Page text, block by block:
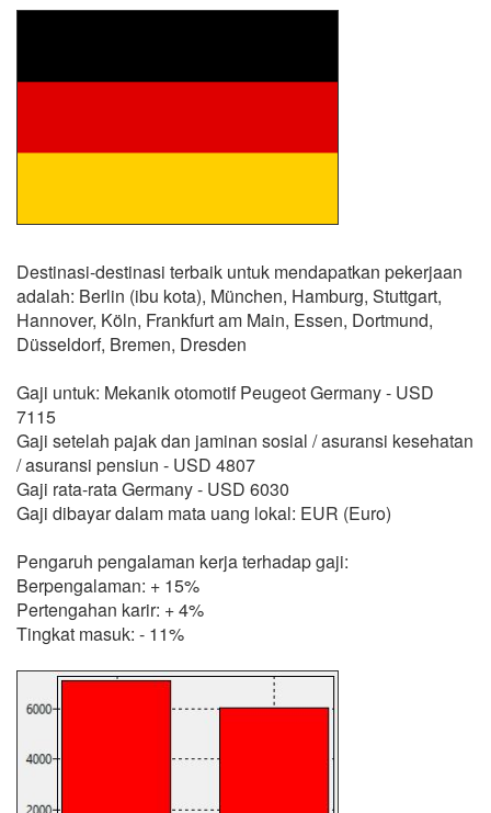
Destinasi-destinasi terbaik untuk mendapatkan pekerjaan
adalah: Berlin (ibu kota), München, Hamburg, Stuttgart,
Hannover, Köln, Frankfurt am Main, Essen, Dortmund,
Düsseldorf, Bremen, Dresden
Gaji untuk: Mekanik otomotif Peugeot Germany - USD
7115
Gaji setelah pajak dan jaminan sosial / asuransi kesehatan
/ asuransi pensiun - USD 4807
Gaji rata-rata Germany - USD 6030
Gaji dibayar dalam mata uang lokal: EUR (Euro)
Pengaruh pengalaman kerja terhadap gaji:
Berpengalaman: + 15%
Pertengahan karir: + 4%
Tingkat masuk: - 11%